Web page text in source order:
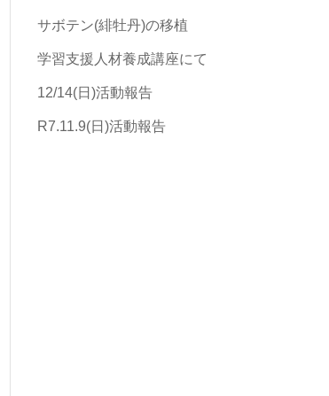
サボテン(緋牡丹)の移植
学習支援人材養成講座にて
12/14(日)活動報告
R7.11.9(日)活動報告